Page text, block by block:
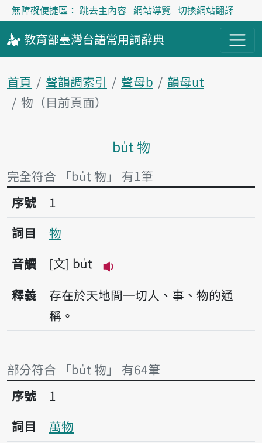
無障礙便捷區： 跳去主內容 網站導覽 切換網站翻譯
教育部臺灣台語常用詞辭典
首頁 聲韻調索引 聲母b
韻母ut
物（目前頁面）
主內容區塊
bu̍t 物
完全符合 「bu̍t 物」 有1筆
序號1物
序號
1
詞目
物
音讀
文 bu̍t
播放音讀bu̍t
釋義
存在於天地間一切人、事、物的通
稱。
部分符合 「bu̍t 物」 有64筆
序號1萬物
序號
1
詞目
萬物